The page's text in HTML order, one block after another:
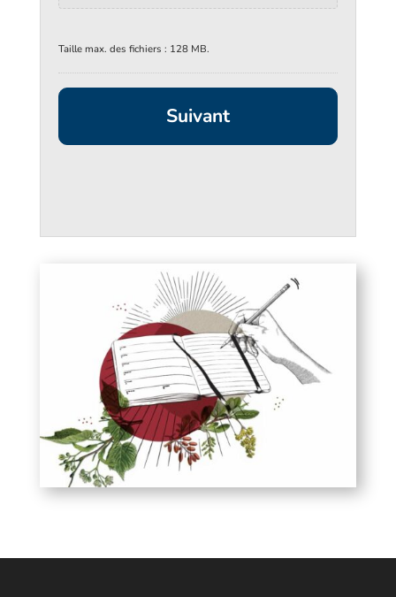
Taille max. des fichiers : 128 MB.